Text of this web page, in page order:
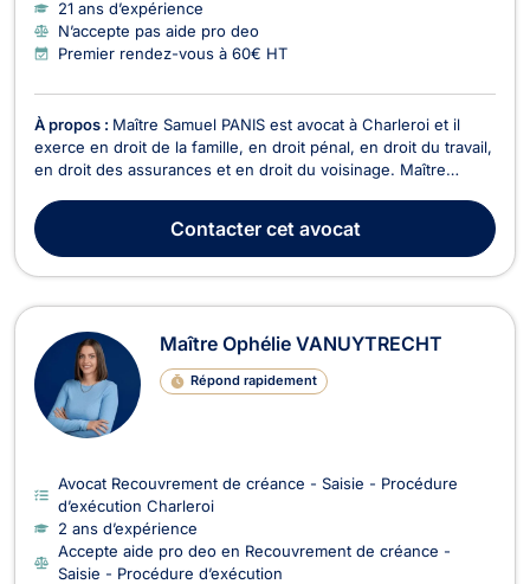
21 ans d’expérience
N’accepte pas aide pro deo
Premier rendez-vous à 60€ HT
À propos : Maître Samuel PANIS est avocat à Charleroi et il
exerce en droit de la famille, en droit pénal, en droit du travail,
en droit des assurances et en droit du voisinage. Maître
des divorces à l'amiable ou contentieux, en matière de
cohabitation légale, de droit de ...
Contactercet avocat
Maître Ophélie VANUYTRECHT
Répond rapidement
Avocat Recouvrement de créance - Saisie - Procédure
d’exécution Charleroi
2 ans d’expérience
Accepte aide pro deo en Recouvrement de créance -
Saisie - Procédure d’exécution